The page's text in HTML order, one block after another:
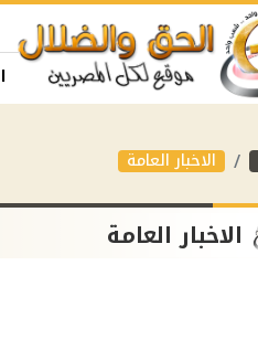
الاخبار العامة
الاخبار العامة